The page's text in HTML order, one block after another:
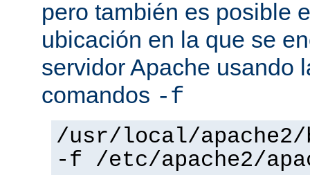
pero también es posible
ubicación en la que se
servidor Apache usando
comandos -f
/usr/local/
-f /etc/apache2/